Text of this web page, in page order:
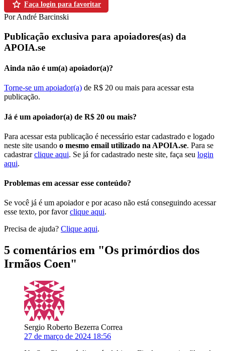
Faça login para favoritar
Por André Barcinski
Publicação exclusiva para apoiadores(as) da
APOIA.se
Ainda não é um(a) apoiador(a)?
Torne-se um apoiador(a) de R$ 20 ou mais para acessar esta
publicação.
Já é um apoiador(a) de R$ 20 ou mais?
Para acessar esta publicação é necessário estar cadastrado e logado
neste site usando o mesmo email utilizado na APOIA.se. Para se
cadastrarclique aqui. Se já for cadastrado neste site, faça seu login
aqui.
Problemas em acessar esse conteúdo?
Se você já é um apoiador e por acaso não está conseguindo acessar
esse texto, por favorclique aqui.
Precisa de ajuda? Clique aqui.
5 comentários em "Os primórdios dos
Irmãos Coen"
Sergio Roberto Bezerra Correa
27 de março de 2024 18:56